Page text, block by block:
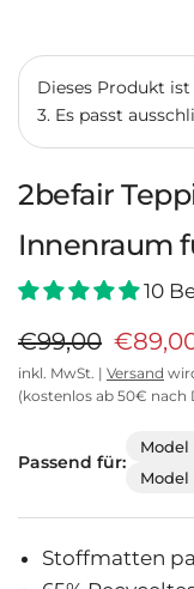
Dieses Produkt ist
3. Es passt
2befair
Innenraum
10
€99,00
inkl. MwSt. | Versand
(kostenlos ab 50€ nach
Passend für:
Model
Model
Stoffmatten